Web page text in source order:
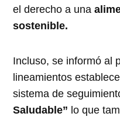
el derecho a una
sostenible.
Incluso, se informó al
lineamientos
sistema de
Saludable” lo que